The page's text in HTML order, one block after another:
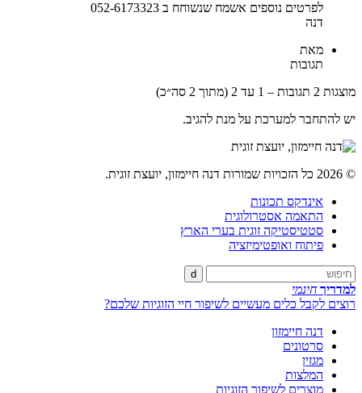
לפרטים נוספים אשמח שנשוחח ב 052-6173323
דנה
מאת
תגובות
מוצגות 2 תגובות – 1 עד 2 (מתוך 2 סה״כ)
יש להתחבר למערכת על מנת להגיב.
© 2026 כל הזכויות שמורות דנה חיימזון, יועצת זוגית.
אינדקס תכונות
התאמה אסטרולוגית
סטטיסטיקה זוגית בערי הארץ
פיתוח ואופטימיזציה
d
למדריך חינמי
רוצים לקבל כלים מעשיים לשיפור חיי הזוגיות שלכם?
דנה חיימזון
סרטונים
מגזין
המלצות
מוצרים לשיפור הזוגיות